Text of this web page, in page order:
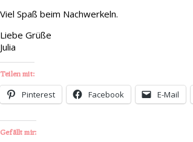
Viel Spaß beim Nachwerkeln.
Liebe Grüße
Julia
Teilen mit:
Pinterest Facebook E-Mail
Gefällt mir: